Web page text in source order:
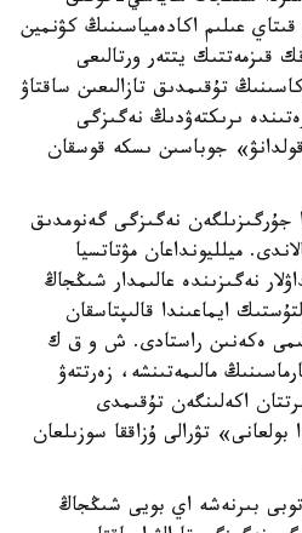
عىلىم اكادەمياسىنىڭ كۋنمين
قىزمەتتىك يتتەر ورتالىعى
تۇقىمدىق تازالىعىن ساقتاۋ
ىرىكتەۋدىڭ نەگىزگى
قولدانۋ» جوباسىن ىسكە قوسقان
جۇرگىزىلگەن نەگىزگى گەنومدىق
ميلليونداعان مۋتاتسيا
نەگىزىندە عالىمدار شىڭجاڭ
ايماعىندا قالىپتاسقان
ەكەنىن راستادى. ش و ق ك
مالىمەتىنشە، زەرتتەۋ
اكەلىنگەن تۇقىمدى
تۋرالى ۇزاققا سوزىلعان
توبى بىرنەشە اي بويى شىڭجاڭ